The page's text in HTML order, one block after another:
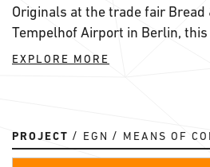
Originals at the trade fair
Tempelhof Airport in Berlin, this
EXPLORE MORE
PROJECT EGN MEANS OF